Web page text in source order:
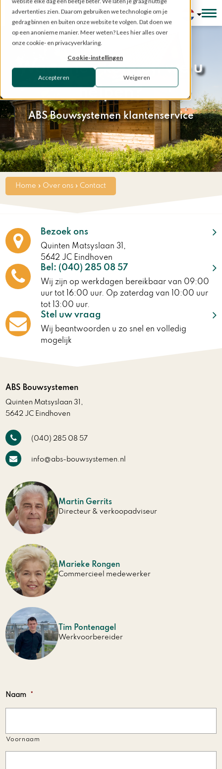
advertenties zien. Daarom gebruiken we technologie om je
gedrag binnen en buiten onze website te volgen. Dat doen we
op een anonieme manier. Meer weten? Lees hier alles over
onze cookie- en privacyverklaring.
Cookie-instellingen
Accepteren Weigeren
Configurator
Waarmee kunnen we u
helpen?
ABS Bouwsystemen klantenservice
Home » Over ons »Contact
Bezoek ons
Quinten Matsyslaan 31,
5642 JC Eindhoven
Bel: (040) 285 08 57
Wij zijn op werkdagen bereikbaar van 09:00
uur tot 16:00 uur. Op zaterdag van 10:00 uur
tot 13:00 uur.
Stel uw vraag
Wij beantwoorden u zo snel en volledig
mogelijk
ABS Bouwsystemen
Quinten Matsyslaan 31,
5642 JC Eindhoven
(040) 285 08 57
info@abs-bouwsystemen.nl
Martin Gerrits
Directeur & verkoopadviseur
Marieke Rongen
Commercieel medewerker
Tim Pontenagel
Werkvoorbereider
Naam *
Voornaam